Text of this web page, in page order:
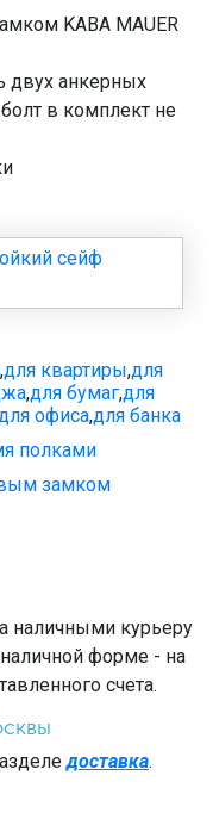
KABA MAUER
двух анкерных
в комплект не
сейф
,для квартиры,для
,для бумаг,для
офиса,для банка
полками
замком
наличными курьеру
форме - на
счета.
доставка.